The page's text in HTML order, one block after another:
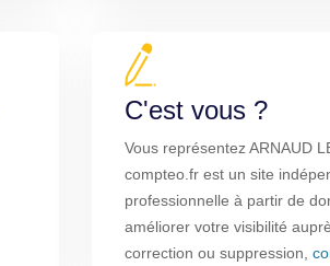
C'est vous ?
Vous représentez ARNAUD
compteo.fr est un site
professionnelle à partir de
améliorer votre visibilité
correction ou suppression,